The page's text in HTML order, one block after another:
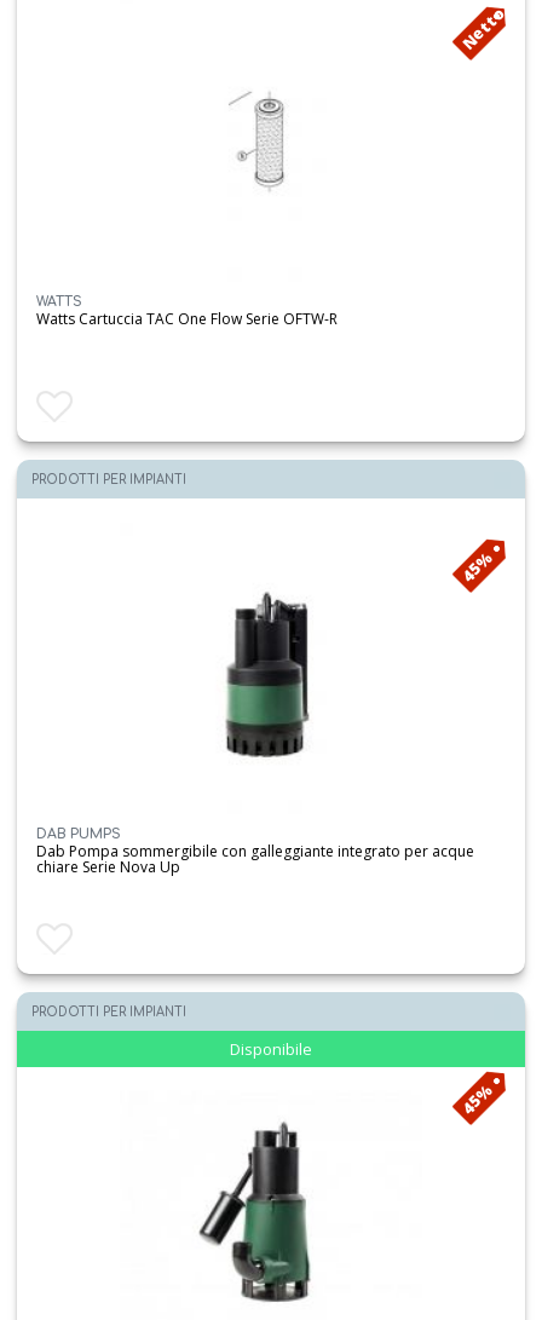
Netto
WATTS
Watts Cartuccia TAC One Flow Serie OFTW-R
Aggiungi ai preferiti
PRODOTTI PER IMPIANTI
45%
DAB PUMPS
Dab Pompa sommergibile con galleggiante integrato per acque
chiare Serie Nova Up
Aggiungi ai preferiti
PRODOTTI PER IMPIANTI
Disponibile
45%